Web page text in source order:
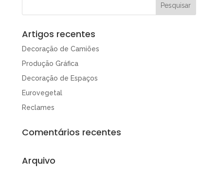
Artigos recentes
Decoração de Camiões
Produção Gráfica
Decoração de Espaços
Eurovegetal
Reclames
Comentários recentes
Arquivo